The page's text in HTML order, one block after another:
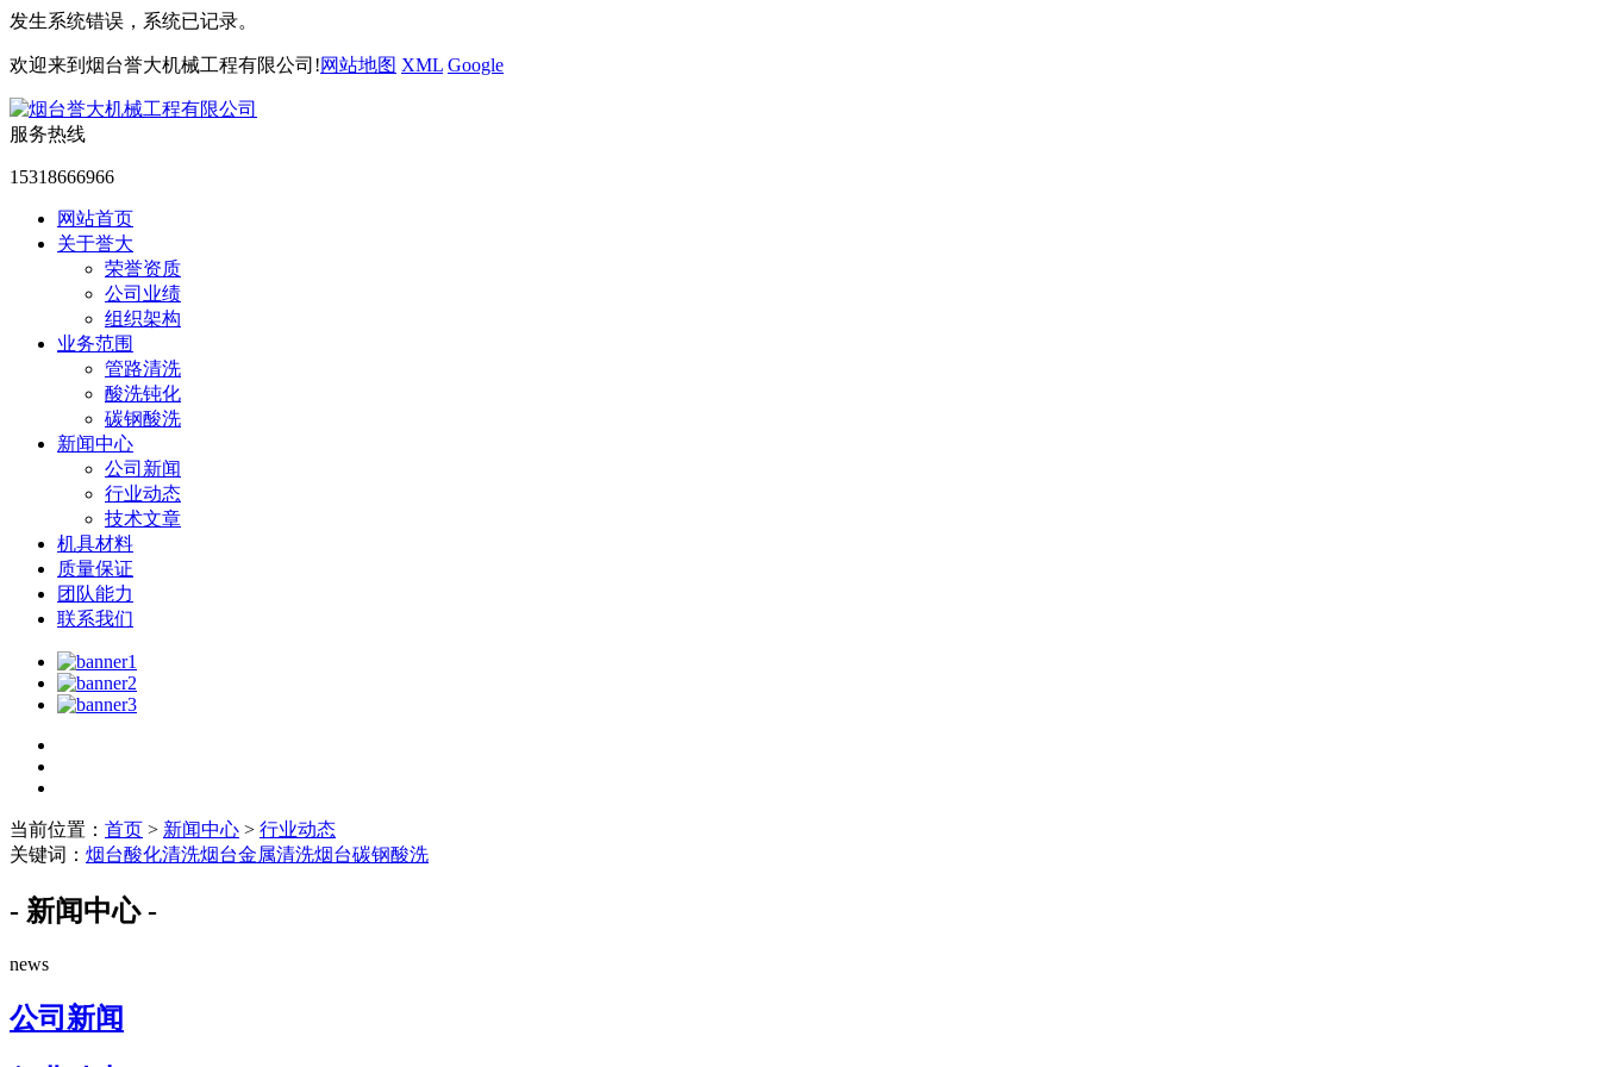
发生系统错误，系统已记录。
欢迎来到烟台誉大机械工程有限公司!网站地图 XML Google
服务热线
15318666966
网站首页
关于誉大
荣誉资质
公司业绩
组织架构
业务范围
管路清洗
酸洗钝化
碳钢酸洗
新闻中心
公司新闻
行业动态
技术文章
机具材料
质量保证
团队能力
联系我们
当前位置： 首页 > 新闻中心 > 行业动态
关键词： 烟台酸化清洗烟台金属清洗烟台碳钢酸洗
- 新闻中心 -
news
公司新闻